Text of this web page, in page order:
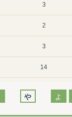
3
2
3
14
や よ